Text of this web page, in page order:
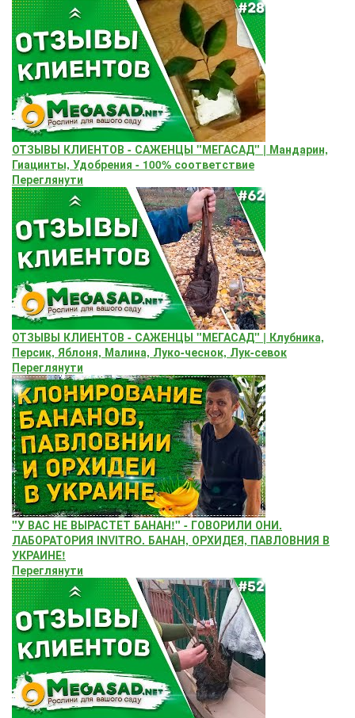
ОТЗЫВЫ КЛИЕНТОВ - САЖЕНЦЫ "МЕГАСАД" | Мандарин,
Гиацинты, Удобрения - 100% соответствие
Переглянути
ОТЗЫВЫ КЛИЕНТОВ - САЖЕНЦЫ "МЕГАСАД" | Клубника,
Персик, Яблоня, Малина, Луко-чеснок, Лук-севок
Переглянути
"У ВАС НЕ ВЫРАСТЕТ БАНАН!" - ГОВОРИЛИ ОНИ.
ЛАБОРАТОРИЯ INVITRO. БАНАН, ОРХИДЕЯ, ПАВЛОВНИЯ В
УКРАИНЕ!
Переглянути